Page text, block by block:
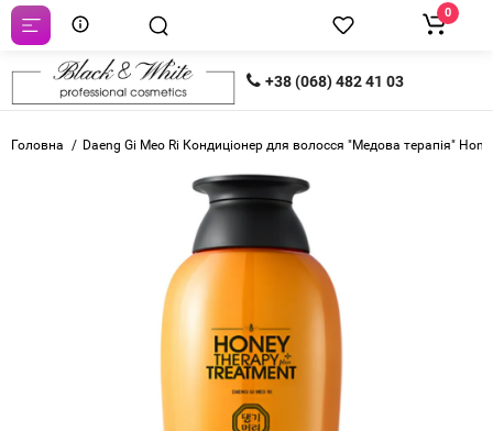
+38 (068) 482 41 03
0
Головна Daeng Gi Meo Ri Кондиціонер для волосся "Медова терапія"